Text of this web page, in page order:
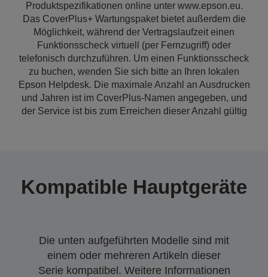
Produktspezifikationen online unter www.epson.eu.
Das CoverPlus+ Wartungspaket bietet außerdem die
Möglichkeit, während der Vertragslaufzeit einen
Funktionsscheck virtuell (per Fernzugriff) oder
telefonisch durchzuführen. Um einen Funktionsscheck
zu buchen, wenden Sie sich bitte an Ihren lokalen
Epson Helpdesk. Die maximale Anzahl an Ausdrucken
und Jahren ist im CoverPlus-Namen angegeben, und
der Service ist bis zum Erreichen dieser Anzahl gültig
Kompatible Hauptgeräte
Die unten aufgeführten Modelle sind mit
einem oder mehreren Artikeln dieser
Serie kompatibel. Weitere Informationen